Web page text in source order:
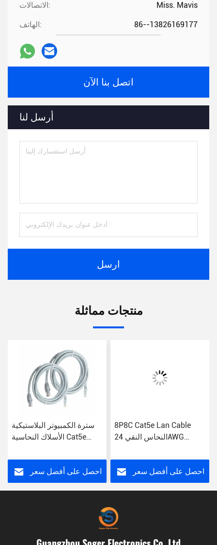
الاتصالات: Miss. Mavis
الهاتف: 86--13826169177
اتصل بنا الآن
أرسل لنا
ارسل
منتجات مماثلة
سترة الكمبيوتر البلاستيكية
الأسلاك النحاسية Cat5e
داخلي
احصل على أفضل سعر
8P8C Cat5e Lan Cable
النحاس النقي 24AWG
التصحيح الحبل
احصل على أفضل سعر